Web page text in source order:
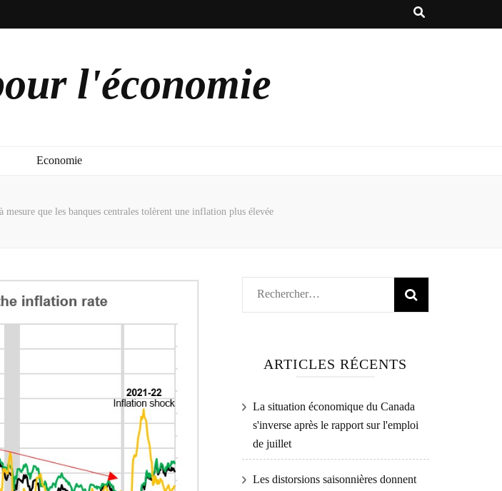
l'économie
Economie
mesure que les banques centrales tolèrent une inflation plus élevée
Rechercher :
ARTICLES RÉCENTS
La situation économique du Canada
s'inverse après le rapport sur l'emploi
de juillet
Les distorsions saisonnières donnent